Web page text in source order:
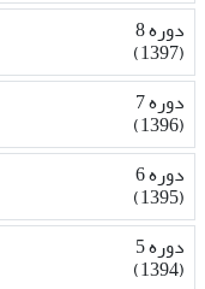
دوره 8
(1397)
دوره 7
(1396)
دوره 6
(1395)
دوره 5
(1394)